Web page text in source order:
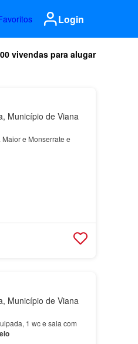
Login
vivendas para alugar
Município de Viana
Maior e Monserrate e
Município de Viana
1 wc e sala com